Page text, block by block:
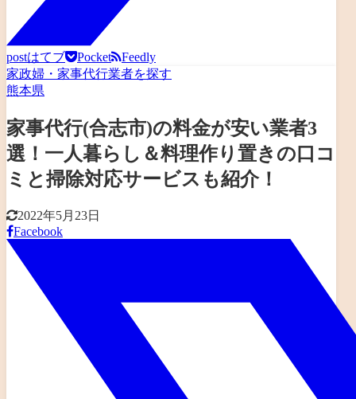
postはてブ Pocket
Feedly
家政婦・家事代行業者を探す
熊本県
家事代行(合志市)の料金が安い業者3
選！一人暮らし＆料理作り置きの口コ
ミと掃除対応サービスも紹介！
2022年5月23日
Facebook